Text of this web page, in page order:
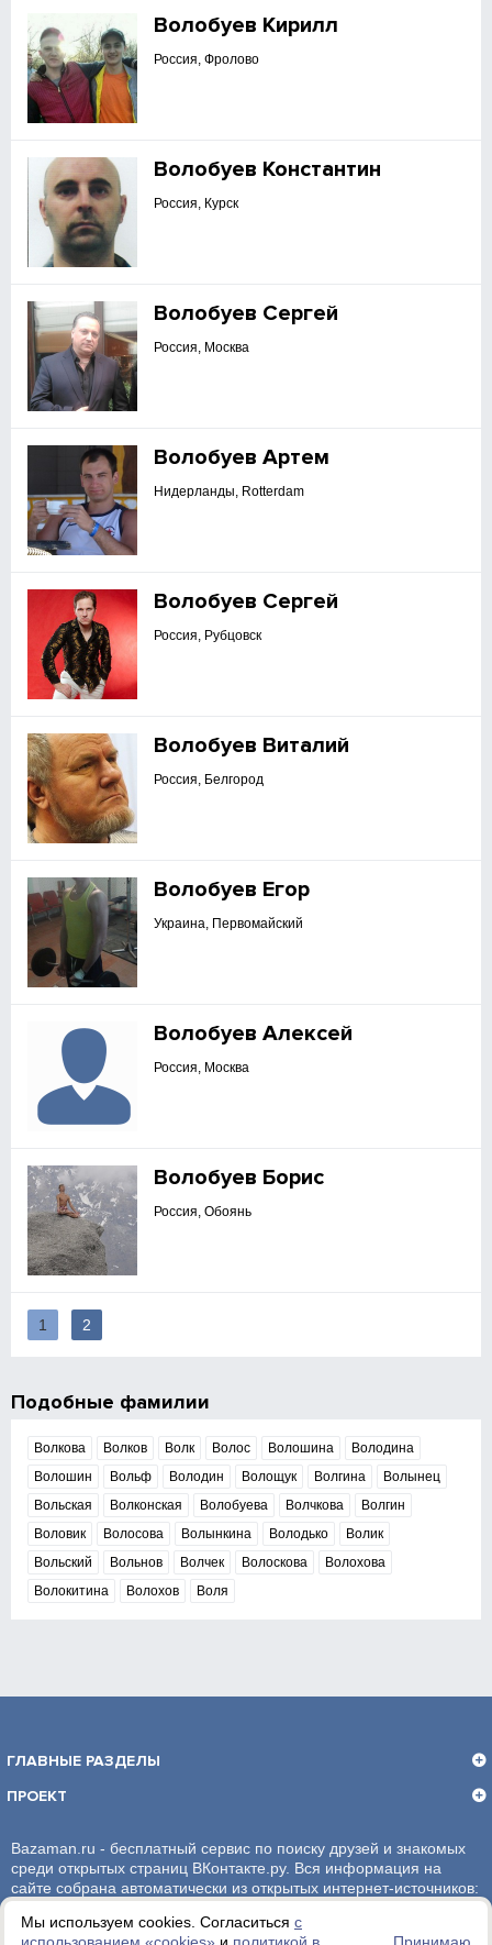
Мы используем cookies. Согласиться с
Волобуев Кирилл
Россия, Фролово
Волобуев Константин
Россия, Курск
Волобуев Сергей
Россия, Москва
Волобуев Артем
Нидерланды, Rotterdam
Волобуев Сергей
Россия, Рубцовск
Волобуев Виталий
Россия, Белгород
Волобуев Егор
Украина, Первомайский
Волобуев Алексей
Россия, Москва
Волобуев Борис
Россия, Обоянь
1 2
Подобные фамилии
Волкова Волков Волк Волос Волошина
Володина
Волошин
Вольф Володин Волощук Волгина
Волынец
Вольская
Волконская Волобуева Волчкова
Волгин
Воловик
Волосова Волынкина Володько
Волик
Вольский
Вольнов Волчек Волоскова
Волохова
Волокитина
Волохов Воля
ГЛАВНЫЕ РАЗДЕЛЫ
ПРОЕКТ
Bazaman.ru - бесплатный сервис по поиску друзей и знакомых
среди открытых страниц ВКонтакте.ру. Вся информация на
сайте собрана автоматически из открытых интернет-источников:
администрация сайта ответственности не несет.